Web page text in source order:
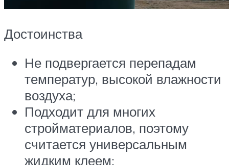
Достоинства
Не подвергается перепадам
температур, высокой влажности
воздуха;
Подходит для многих
стройматериалов, поэтому
считается универсальным
жидким клеем;